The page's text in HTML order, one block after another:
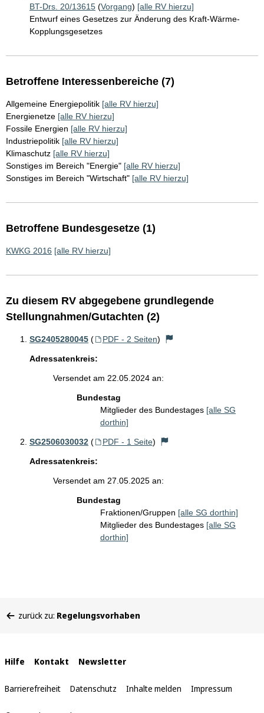
BT-Drs. 20/13615 (Vorgang) [alle RV hierzu]
Entwurf eines Gesetzes zur Änderung des Kraft-Wärme-
Kopplungsgesetzes
Betroffene Interessenbereiche (7)
Allgemeine Energiepolitik [alle RV hierzu]
Energienetze [alle RV hierzu]
Fossile Energien [alle RV hierzu]
Industriepolitik [alle RV hierzu]
Klimaschutz [alle RV hierzu]
Sonstiges im Bereich "Energie" [alle RV hierzu]
Sonstiges im Bereich "Wirtschaft" [alle RV hierzu]
Betroffene Bundesgesetze (1)
KWKG 2016 [alle RV hierzu]
Zu diesem RV abgegebene grundlegende
Stellungnahmen/Gutachten (2)
SG2405280045 ( PDF - 2 Seiten)
Adressatenkreis:
Versendet am 22.05.2024 an:
Bundestag
Mitglieder des Bundestages [alle SG
dorthin]
SG2506030032 ( PDF - 1 Seite)
Adressatenkreis:
Versendet am 27.05.2025 an:
Bundestag
Fraktionen/Gruppen [alle SG dorthin]
Mitglieder des Bundestages [alle SG
dorthin]
befinden
zurück zu: Regelungsvorhaben
Interne
Links
Hilfe Kontakt Newsletter
Barrierefreiheit Datenschutz Inhalte melden Impressum